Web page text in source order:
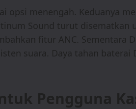
opsi menengah. Keduanya
Sound turut disematkan
fitur ANC. Sementara
suara. Daya tahan baterai
Pengguna